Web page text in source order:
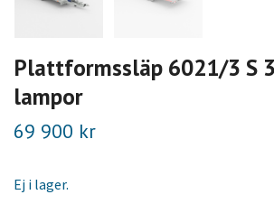
Plattformssläp 6021/3 S
lampor
69 900 kr
Ej i lager.